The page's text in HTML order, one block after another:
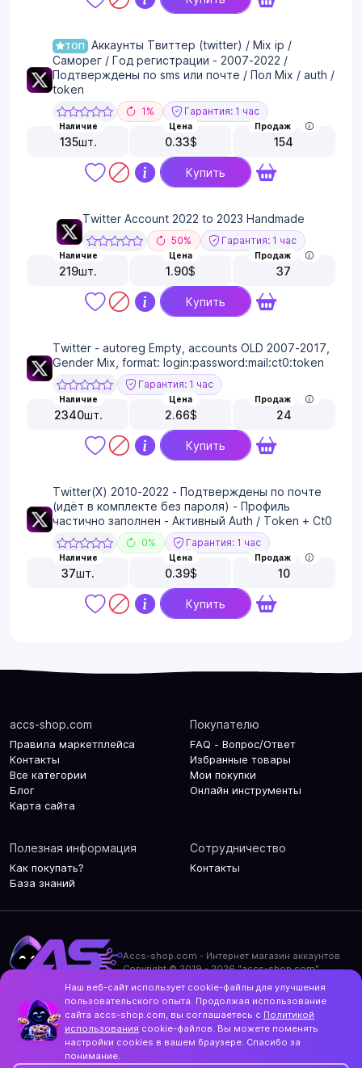
ТОП
Аккаунты Твиттер (twitter) / Mix ip /
Саморег / Год регистрации - 2007-2022 /
Подтверждены по sms или почте / Пол Mix / auth /
token
1% Гарантия: 1 час
Наличие
135шт.
Цена
0.33$
Продаж
154
Купить
Twitter Account 2022 to 2023 Handmade
50% Гарантия: 1 час
Наличие
219шт.
Цена
1.90$
Продаж
37
Купить
Twitter - autoreg Empty, accounts OLD 2007-2017,
Gender Mix, format: login:password:mail:ct0:token
Гарантия: 1 час
Наличие
2340шт.
Цена
2.66$
Продаж
24
Купить
Twitter(X) 2010-2022 - Подтверждены по почте
(идёт в комплекте без пароля) - Профиль
частично заполнен - Активный Auth / Token + Ct0
0% Гарантия: 1 час
Наличие
37шт.
Цена
0.39$
Продаж
10
Купить
accs-shop.com
Правила маркетплейса
Контакты
Все категории
Блог
Карта сайта
Покупателю
FAQ - Вопрос/Ответ
Избранные товары
Мои покупки
Онлайн инструменты
Полезная информация
Как покупать?
База знаний
Сотрудничество
Контакты
Accs-shop.com - Интернет магазин аккаунтов
Copyright © 2019 - 2026 "accs-shop.com"
Политика использования cookie-файлов
Контакты и актуальный адрес сайта
Structo
Дизайн и разработка
Наш веб-сайт использует cookie-файлы для улучшения
пользовательского опыта. Продолжая использование
сайта accs-shop.com, вы соглашаетесь с Политикой
использования cookie-файлов. Вы можете поменять
настройки cookies в вашем браузере. Спасибо за
понимание.